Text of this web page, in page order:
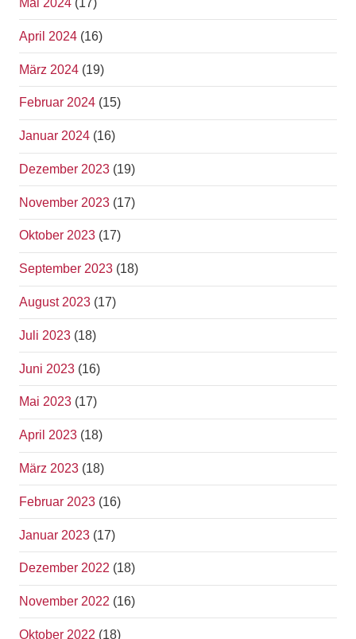
Mai 2024 (17)
April 2024 (16)
März 2024 (19)
Februar 2024 (15)
Januar 2024 (16)
Dezember 2023 (19)
November 2023 (17)
Oktober 2023 (17)
September 2023 (18)
August 2023 (17)
Juli 2023 (18)
Juni 2023 (16)
Mai 2023 (17)
April 2023 (18)
März 2023 (18)
Februar 2023 (16)
Januar 2023 (17)
Dezember 2022 (18)
November 2022 (16)
Oktober 2022 (18)